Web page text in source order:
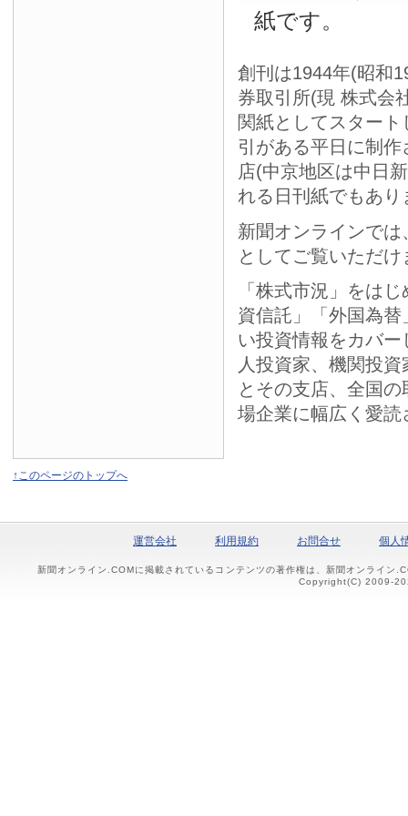
紙です。
創刊は1944年(昭和
券取引所(現 株式会
関紙としてスター
引がある平日に制
店(中京地区は中日
れる日刊紙でもあり
新聞オンラインで
としてご覧いただけ
「株式市況」をは
資信託」「外国為
い投資情報をカバ
人投資家、機関投
とその支店、全国
場企業に幅広く愛読
↑このページのトップへ
運営会社 利用規約 お問合せ 個人
新聞オンライン.COMに掲載されているコンテンツの著作権は、新聞オンライン
Copyright(C) 2009-